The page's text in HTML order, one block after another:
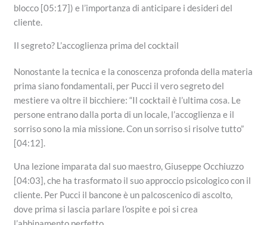
blocco [05:17]) e l’importanza di anticipare i desideri del
cliente.
Il segreto? L’accoglienza prima del cocktail
Nonostante la tecnica e la conoscenza profonda della materia
prima siano fondamentali, per Pucci il vero segreto del
mestiere va oltre il bicchiere: “Il cocktail è l’ultima cosa. Le
persone entrano dalla porta di un locale, l’accoglienza e il
sorriso sono la mia missione. Con un sorriso si risolve tutto”
[04:12].
Una lezione imparata dal suo maestro, Giuseppe Occhiuzzo
[04:03], che ha trasformato il suo approccio psicologico con il
cliente. Per Pucci il bancone è un palcoscenico di ascolto,
dove prima si lascia parlare l’ospite e poi si crea